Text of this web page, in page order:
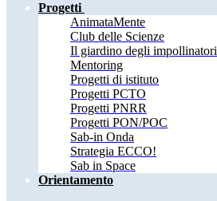
Progetti
AnimataMente
Club delle Scienze
Il giardino degli impollinatori
Mentoring
Progetti di istituto
Progetti PCTO
Progetti PNRR
Progetti PON/POC
Sab-in Onda
Strategia ECCO!
Sab in Space
Orientamento